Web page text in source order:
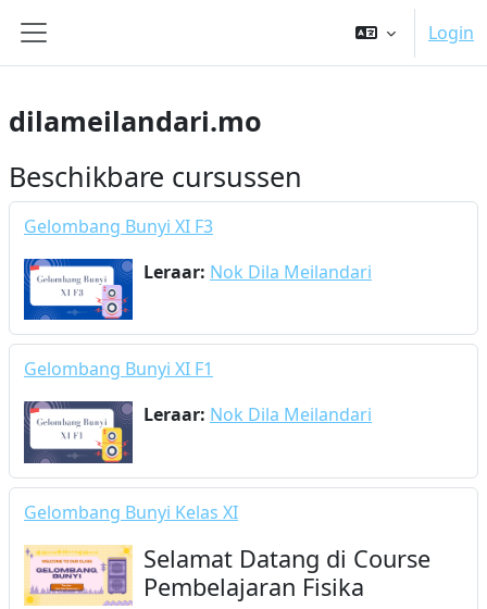
Zijpaneel
Login
dilameilandari.mo
Beschikbare cursussen
Gelombang Bunyi XI F3
Leraar: Nok Dila Meilandari
Gelombang Bunyi XI F1
Leraar: Nok Dila Meilandari
Gelombang Bunyi Kelas XI
Selamat Datang di Course
Pembelajaran Fisika